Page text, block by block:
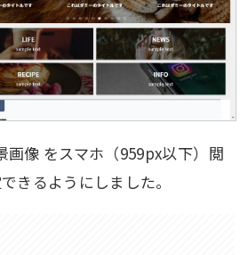
像 をスマホ（959px以下）閲
きるようにしました。